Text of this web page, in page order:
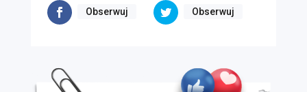
Obserwuj Obserwuj